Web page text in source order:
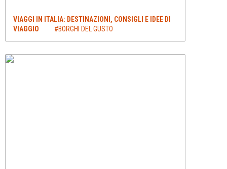
VIAGGI IN ITALIA: DESTINAZIONI, CONSIGLI E IDEE DI
VIAGGIO
#BORGHI DEL GUSTO